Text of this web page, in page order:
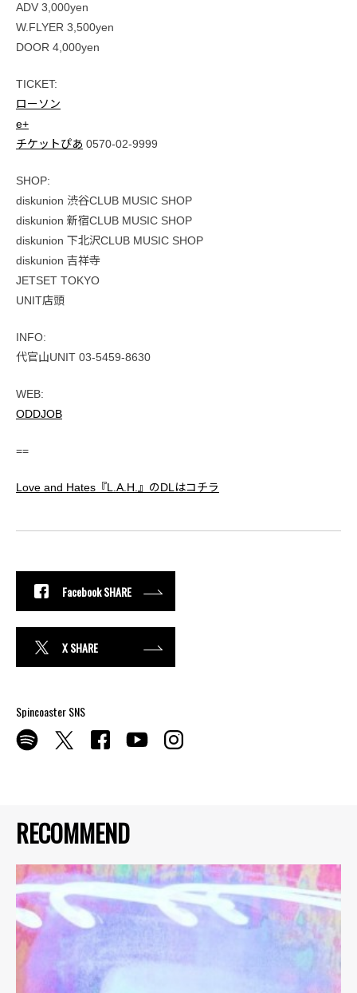
RECOMMEND
ADV 3,000yen
W.FLYER 3,500yen
DOOR 4,000yen
TICKET:
ローソン
e+
チケットぴあ 0570-02-9999
SHOP:
diskunion 渋谷CLUB MUSIC SHOP
diskunion 新宿CLUB MUSIC SHOP
diskunion 下北沢CLUB MUSIC SHOP
diskunion 吉祥寺
JETSET TOKYO
UNIT店頭
INFO:
代官山UNIT 03-5459-8630
WEB:
ODDJOB
==
Love and Hates『L.A.H.』のDLはコチラ
Facebook SHARE
X SHARE
Spincoaster SNS